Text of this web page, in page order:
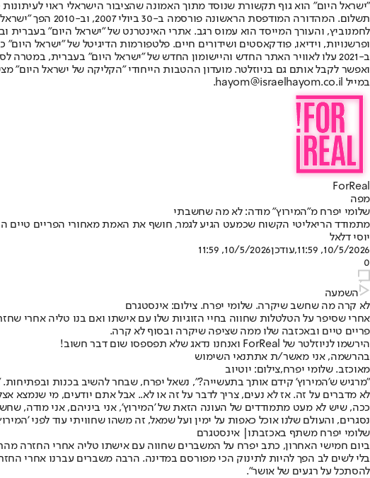
"ישראל היום" הוא גוף תקשורת שנוסד מתוך האמונה שהציבור הישראלי ראוי
תשלום. המהדורה
ופרשנויות, וידיאו, פודקאסטים ושידורים חיים. פלטפורמות הדיגיטל של "ישראל היום"
ב-2021 עלו לאוויר האתר החדש והיישומון החדש של "ישראל היום" בעברית,
ואפשר לקבל אותם גם בניוזלטר. מועדון ההטבות הייחודי "הקליקה של ישראל היום"
במייל hayom@israelhayom.co.il.
ForReal
מפה
שלומי יפרח מ"המירוץ" מודה: לא מה שחשבתי
מתמודד הריאליטי הקשוח שכמעט הגיע לגמר, חושף את האמת מאחורי הפריים טיים
יוסי דלאל
10/5/2026, 11:59
,עודכן10/5/2026, 11:59
0
השמעה
לא קרה מה שחשב שיקרה. שלומי יפרח. צילום: אינסטגרם
אחרי שסיפר על הטלטלות שחווה בחיי הזוגיות שלו עם אישתו ואם בנו טליה אחרי
פריים טיים ובאכזבה שלו ממה שציפה שיקרה ובסוף לא קרה.
הירשמו לניוזלטר של ForReal ואנחנו נדאג שלא תפספסו שום דבר חשוב!
בהרשמה, אני מאשר/ת אתתנאי השימוש
מאוכזב. שלומי יפרח,צילום: יוטיוב
"מרגיש ש'המירוץ' קידם אותך בתעשייה?", נשאל יפרח, שבחר להשיב בכנות
לא מדברים על זה. אז לא נעים, צריך לדבר על זה או לא.. אבל אתם יודעים, מי שנמצא
ככה, שיש לא מעט מתמודדים של העונה הזאת של 'המירוץ', אני ביניהם, אני מודה,
נסגרים, והעולם שלנו אוכל כאפות על ימין ועל שמאל, זה משהו שחוויתי עוד לפני
שלומי יפרח משתף באכזבתו| אינסטגרם
ביום חמישי האחרון, כתב יפרח על המשברים שחווה עם אישתו טליה אחרי החזרה
בלי לשים לב הפך להיות לתינוק הכי מפורסם במדינה. הרבה משברים עברנו אחרי
להסתכל על רגעים של אושר".